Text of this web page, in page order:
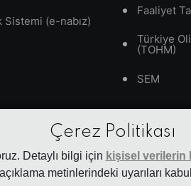
Çerez Politikası
Detaylı bilgi için kişisel verilerin
metinlerindeki uyarıları kabul
Sistemi (e-nabız)
Faaliyet
Türkiye
(TOHM)
SEM